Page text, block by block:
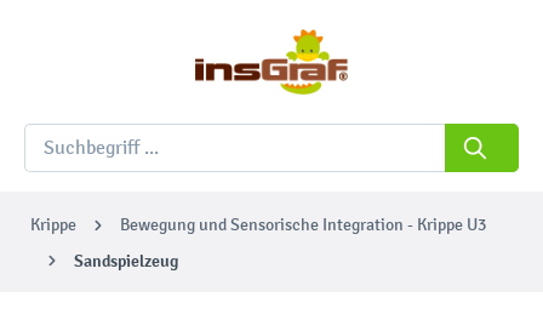
Krippe Bewegung und Sensorische Integration - Krippe U3
Sandspielzeug